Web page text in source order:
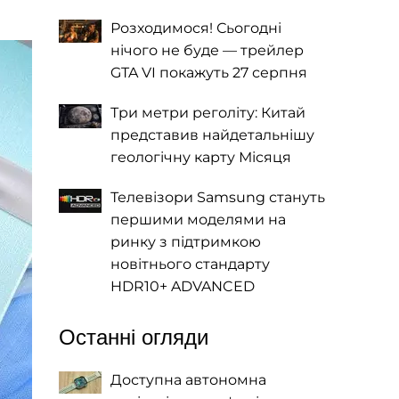
Розходимося! Сьогодні
нічого не буде — трейлер
GTA VI покажуть 27 серпня
Три метри реголіту: Китай
представив найдетальнішу
геологічну карту Місяця
Телевізори Samsung стануть
першими моделями на
ринку з підтримкою
новітнього стандарту
HDR10+ ADVANCED
Останні огляди
Доступна автономна